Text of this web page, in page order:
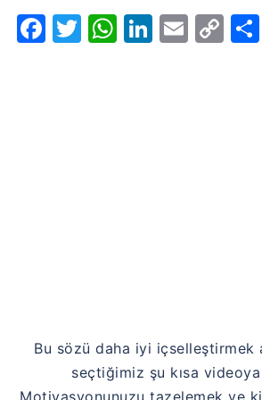
Facebook
Twitter
WhatsApp
LinkedIn
Email
Bu sözü daha iyi içselleştirmek
seçtiğimiz şu kısa
Motivasyonunuzu tazelemek ve